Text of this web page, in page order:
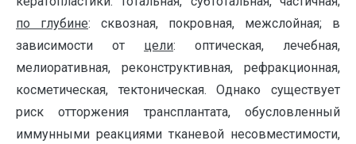
по глубине: сквозная, покровная, межслойная; в
зависимости от цели: оптическая, лечебная,
мелиоративная, реконструктивная, рефракционная,
косметическая, тектоническая. Однако существует
риск отторжения трансплантата, обусловленный
иммунными реакциями тканевой несовместимости,